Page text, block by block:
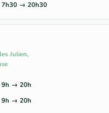
7h30 → 20h30
Julien,
9h → 20h
9h → 20h